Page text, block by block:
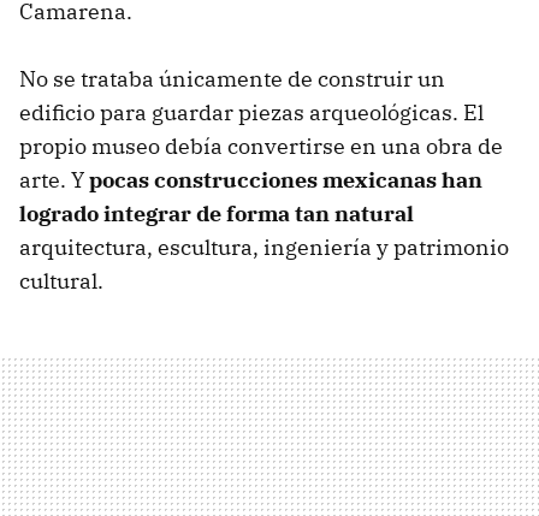
Camarena.
No se trataba únicamente de construir un
edificio para guardar piezas arqueológicas. El
propio museo debía convertirse en una obra de
arte. Ypocas construcciones mexicanas han
logrado integrar de forma tan natural
arquitectura, escultura, ingeniería y patrimonio
cultural.